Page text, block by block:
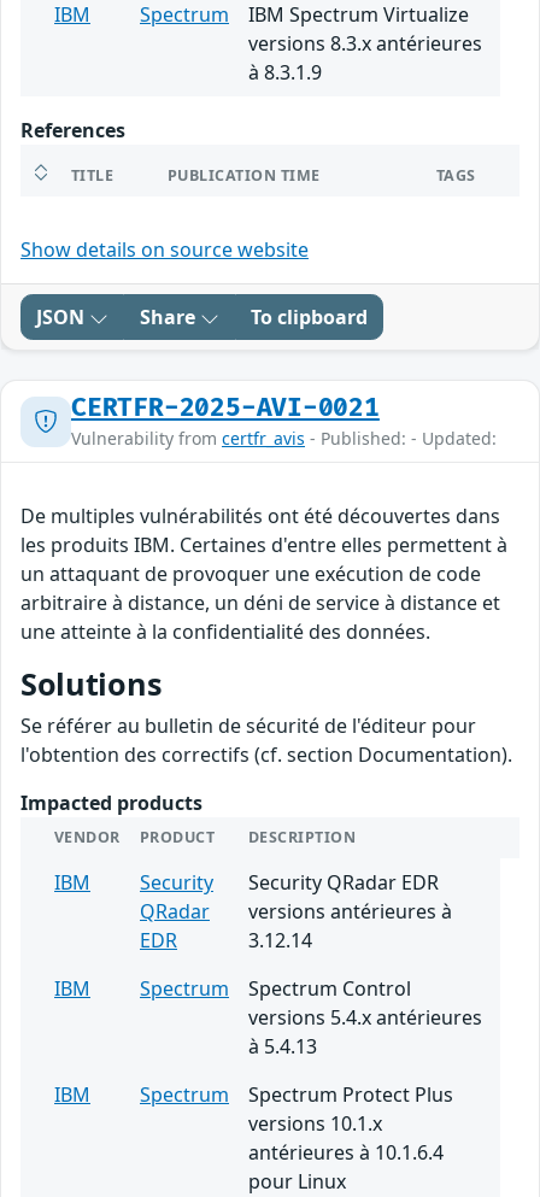
IBM
Spectrum
IBM Spectrum Virtualize
versions 8.3.x antérieures
à 8.3.1.9
References
TITLE PUBLICATION TIME TAGS
Show details on source website
JSON Share To clipboard
CERTFR-2025-AVI-0021
Vulnerability from certfr_avis - Published: - Updated:
De multiples vulnérabilités ont été découvertes dans
les produits IBM. Certaines d'entre elles permettent à
un attaquant de provoquer une exécution de code
arbitraire à distance, un déni de service à distance et
une atteinte à la confidentialité des données.
Solutions
Se référer au bulletin de sécurité de l'éditeur pour
l'obtention des correctifs (cf. section Documentation).
Impacted products
VENDOR PRODUCT DESCRIPTION
IBM
Security
QRadar
EDR
Security QRadar EDR
versions antérieures à
3.12.14
IBM
Spectrum
Spectrum Control
versions 5.4.x antérieures
à 5.4.13
IBM
Spectrum
Spectrum Protect Plus
versions 10.1.x
antérieures à 10.1.6.4
pour Linux